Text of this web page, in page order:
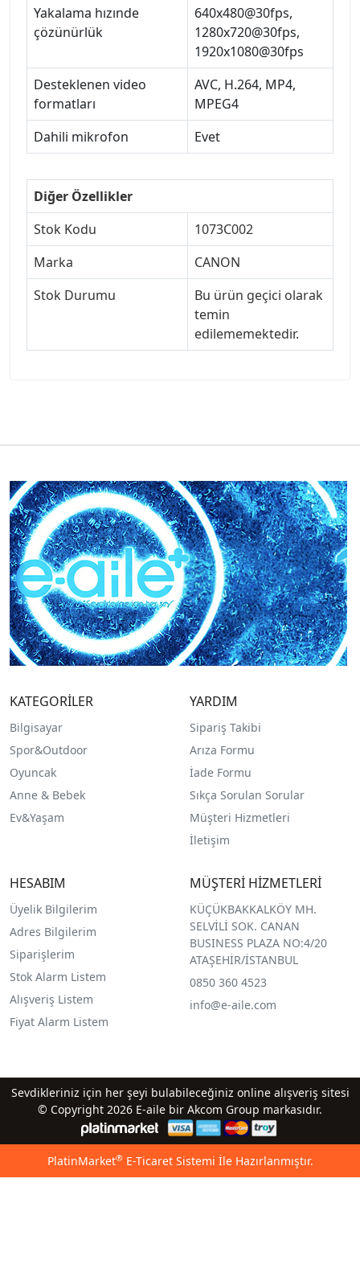
Yakalama hızınde
çözünürlük
640x480@30fps,
1280x720@30fps,
1920x1080@30fps
Desteklenen video
formatları
AVC, H.264, MP4,
MPEG4
Dahili mikrofon
Evet
Diğer Özellikler
Stok Kodu
1073C002
Marka
CANON
Stok Durumu
Bu ürün geçici olarak
temin
edilememektedir.
KATEGORİLER
Bilgisayar
Spor&Outdoor
Oyuncak
Anne & Bebek
Ev&Yaşam
YARDIM
Sipariş Takibi
Arıza Formu
İade Formu
Sıkça Sorulan Sorular
Müşteri Hizmetleri
İletişim
HESABIM
Üyelik Bilgilerim
Adres Bilgilerim
Siparişlerim
Stok Alarm Listem
Alışveriş Listem
Fiyat Alarm Listem
MÜŞTERİ HİZMETLERİ
KÜÇÜKBAKKALKÖY MH.
SELVİLİ SOK. CANAN
BUSINESS PLAZA NO:4/20
ATAŞEHİR/İSTANBUL
0850 360 4523
info@e-aile.com
Sevdikleriniz için her şeyi bulabileceğiniz online alışveriş sitesi
© Copyright 2026 E-aile bir Akcom Group markasıdır.
PlatinMarket®E-Ticaret Sistemi İle Hazırlanmıştır.